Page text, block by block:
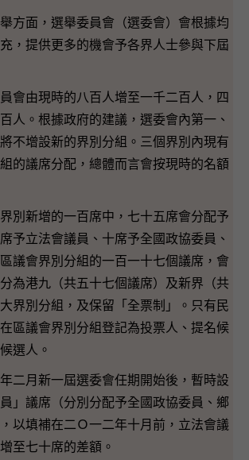
面，選舉委員會（選委會）會根據均
，提供更多的機會予各界人士參與下屆
由現時的八百人增至一千二百人，四
人。根據政府的建議，選委會內第一、
不增設新的界別分組。三個界別內現有
的議席分配，總體而言會按現時的名額
新增的一百席中，七十五席會分配予
予立法會議員、十席予全國政協委員、
議會界別分組的一百一十七個議席，會
為港九（共五十七個議席）及新界（共
界別分組，及保留「全票制」。只有民
區議會界別分組登記為投票人、提名候
選人。
月新一屆選委會任期開始後，暫時設
」議席（分別分配予全國政協委員、鄉
以填補在二Ｏ一二年十月前，立法會議
至七十席的差額。